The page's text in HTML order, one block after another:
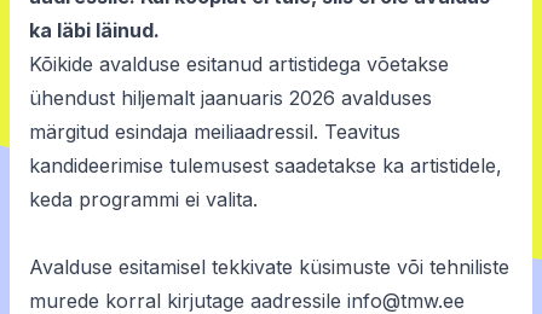
ka läbi läinud.
Kõikide avalduse esitanud artistidega võetakse
ühendust hiljemalt jaanuaris 2026 avalduses
märgitud esindaja meiliaadressil. Teavitus
kandideerimise tulemusest saadetakse ka artistidele,
keda programmi ei valita.
Avalduse esitamisel tekkivate küsimuste või tehniliste
murede korral kirjutage aadressile info@tmw.ee